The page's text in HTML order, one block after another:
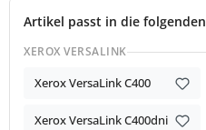
Artikel passt in die
XEROX VERSALINK
Xerox VersaLink C400
Xerox VersaLink C400dni